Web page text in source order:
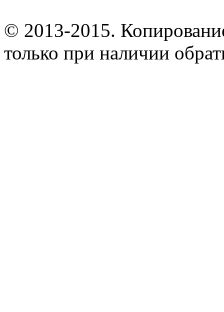
© 2013-2015.
только при наличии